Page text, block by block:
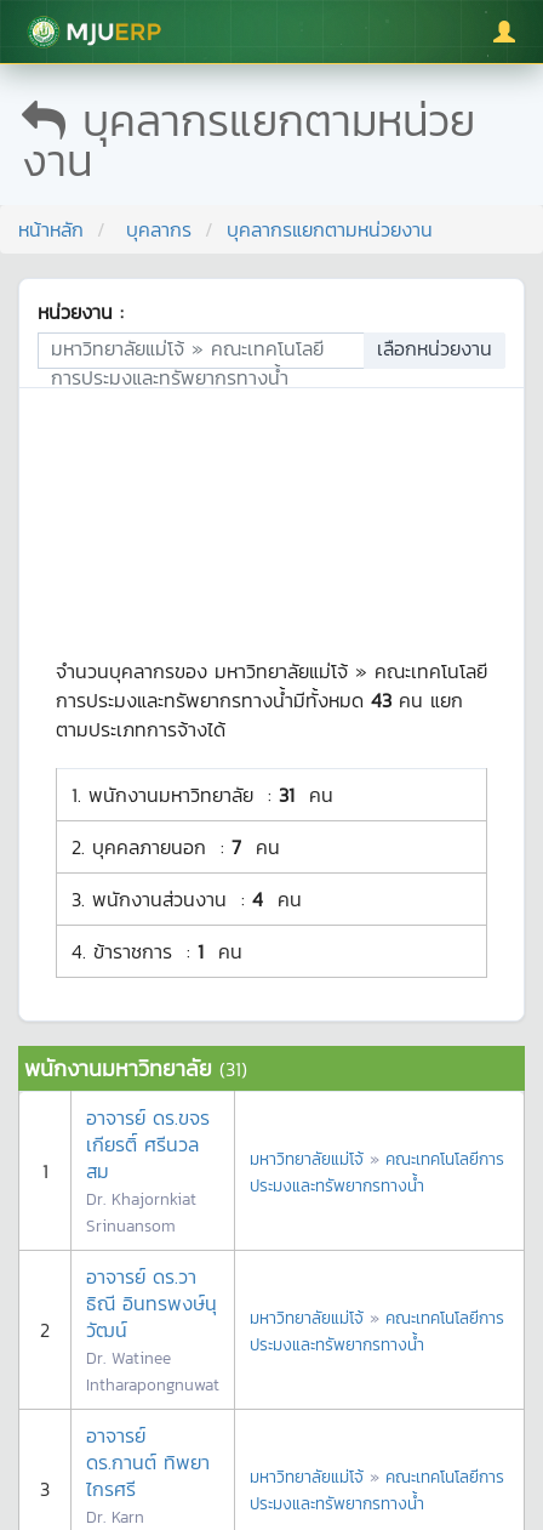
มหาวิทยาลัยแม่โจ้
บุคลากรแยกตามหน่วย
งาน
หน้าหลัก บุคลากร บุคลากรแยกตามหน่วยงาน
หน่วยงาน :
มหาวิทยาลัยแม่โจ้ » คณะเทคโนโลยี
การประมงและทรัพยากรทางน้ำ
เลือกหน่วยงาน
จำนวนบุคลากรของ มหาวิทยาลัยแม่โจ้ » คณะเทคโนโลยี
การประมงและทรัพยากรทางน้ำมีทั้งหมด 43 คน แยก
ตามประเภทการจ้างได้
1. พนักงานมหาวิทยาลัย : 31 คน
2. บุคคลภายนอก : 7 คน
3. พนักงานส่วนงาน : 4 คน
4. ข้าราชการ : 1 คน
พนักงานมหาวิทยาลัย (31)
1
อาจารย์ ดร.ขจร
เกียรติ์ ศรีนวล
สม
Dr. Khajornkiat
Srinuansom
มหาวิทยาลัยแม่โจ้ » คณะเทคโนโลยีการ
ประมงและทรัพยากรทางน้ำ
2
อาจารย์ ดร.วา
ธิณี อินทรพงษ์นุ
วัฒน์
Dr. Watinee
Intharapongnuwat
มหาวิทยาลัยแม่โจ้ » คณะเทคโนโลยีการ
ประมงและทรัพยากรทางน้ำ
3
อาจารย์
ดร.กานต์ ทิพยา
ไกรศรี
Dr. Karn
มหาวิทยาลัยแม่โจ้ » คณะเทคโนโลยีการ
ประมงและทรัพยากรทางน้ำ